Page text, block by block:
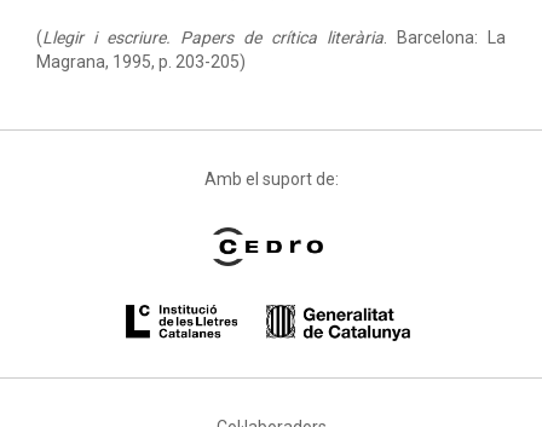
(Llegir i escriure. Papers de crítica literària . Barcelona: La
Magrana, 1995, p. 203-205)
Amb el suport de: